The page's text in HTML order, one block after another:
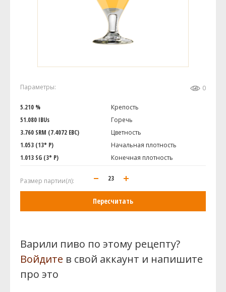
Параметры: 0
5.210 %
Крепость
51.080 IBUs
Горечь
3.760 SRM (7.4072 EBC)
Цветность
1.053 (13° P)
Начальная плотность
1.013 SG (3° P)
Конечная плотность
Размер партии(л):
Пересчитать
Варили пиво по этому рецепту?
Войдите в свой аккаунт и напишите
про это